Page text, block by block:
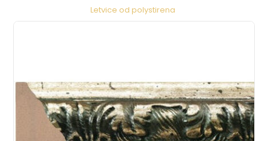
Letvice od polystirena